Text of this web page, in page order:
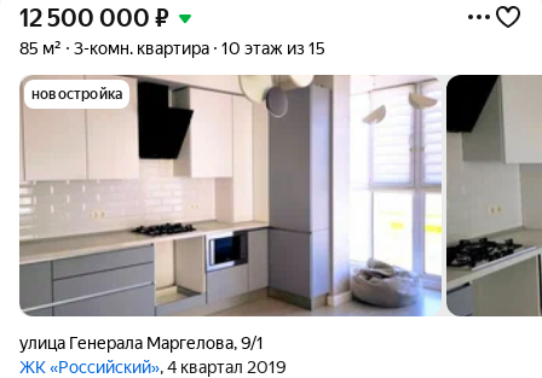
12 500 000 ₽
85 м² 3-комн. квартира 10 этаж из 15
новостройка
улица Генерала Маргелова,9/1
ЖК «Российский», 4 квартал 2019